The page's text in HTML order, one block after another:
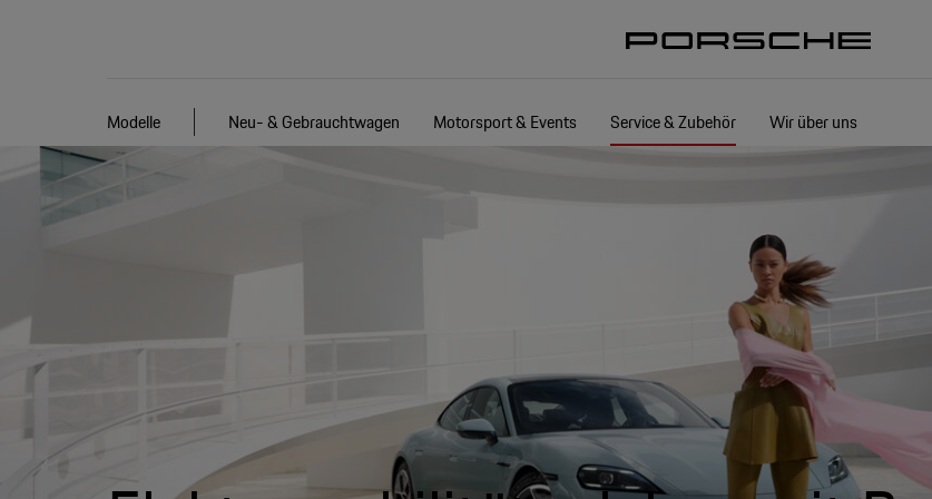
Modelle Neu- & Gebrauchtwagen Motorsport & Events Service & Zubehör Wir über uns